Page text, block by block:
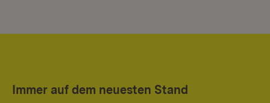
Immer auf dem neuesten Stand